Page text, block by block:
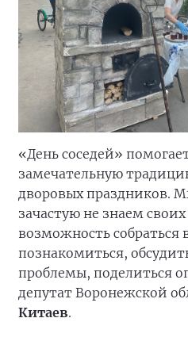
«День соседей»
замечательную
дворовых праздников.
зачастую не знаем
возможность собраться
познакомиться,
проблемы, поделиться
депутат Воронежской
Китаев.